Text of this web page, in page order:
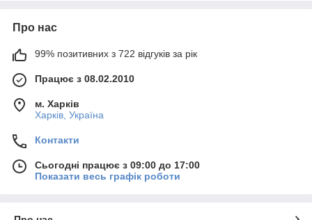
Про нас
99% позитивних з 722 відгуків за рік
Працює з 08.02.2010
м. Харків
Харків, Україна
Контакти
Сьогодні працює з 09:00 до 17:00
Показати весь графік роботи